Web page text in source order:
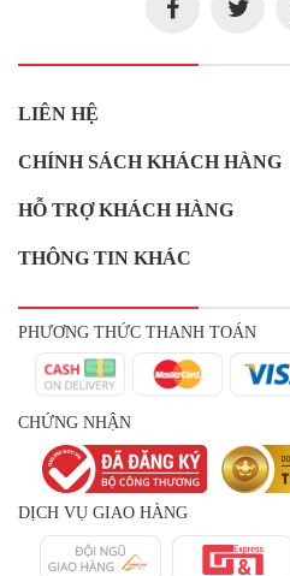
LIÊN HỆ
CHÍNH SÁCH KHÁCH HÀNG
HỖ TRỢ KHÁCH HÀNG
THÔNG TIN KHÁC
PHƯƠNG THỨC THANH TOÁN
CHỨNG NHẬN
DỊCH VỤ GIAO HÀNG